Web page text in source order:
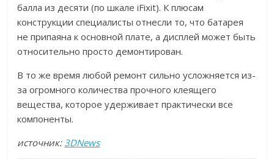
балла из десяти (по шкале iFixit). К плюсам
конструкции специалисты отнесли то, что батарея
не припаяна к основной плате, а дисплей может быть
относительно просто демонтирован.
В то же время любой ремонт сильно усложняется из-
за огромного количества прочного клеящего
вещества, которое удерживает практически все
компоненты.
источник: 3DNews